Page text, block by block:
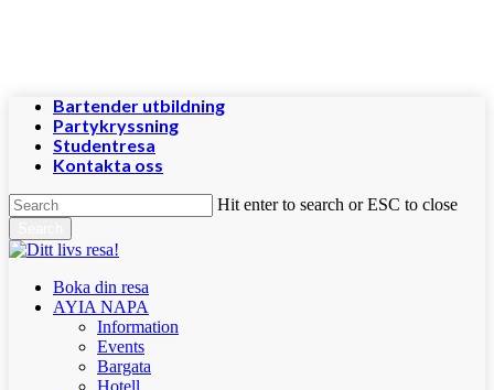
Bartender utbildning
Partykryssning
Studentresa
Kontakta oss
Hit enter to search or ESC to close
Close
Menu
Boka din resa
AYIA NAPA
Information
Events
Bargata
Hotell